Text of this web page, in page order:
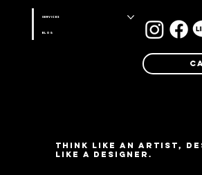
Services
Blog
Think like an artist,
like a designer.